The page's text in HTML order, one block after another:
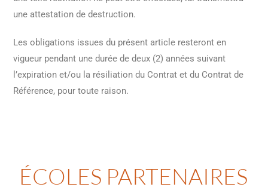
une attestation de destruction.
Les obligations issues du présent article resteront en
vigueur pendant une durée de deux (2) années suivant
l’expiration et/ou la résiliation du Contrat et du Contrat de
Référence, pour toute raison.
ÉCOLES PARTENAIRES